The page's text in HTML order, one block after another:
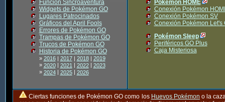
Función Sincroaventura
Widgets de Pokémon GO
Lugares Patrocinados
Gráficos del April Fools
Errores de Pokémon GO
Trampas de Pokémon GO
Trucos de Pokémon GO
Historia de Pokémon GO
» 2016| 2017| 2018| 2019
» 2020| 2021| 2022| 2023
» 2024| 2025| 2026
Pokémon HOME
Conexión Pokémon
Conexión Pokémon SV
Conexión Pokémon Let's
Pokémon Sleep
Periféricos GO Plus
Caja Misteriosa
Ciertas funciones de Pokémon GO como los Huevos Pokémon o la